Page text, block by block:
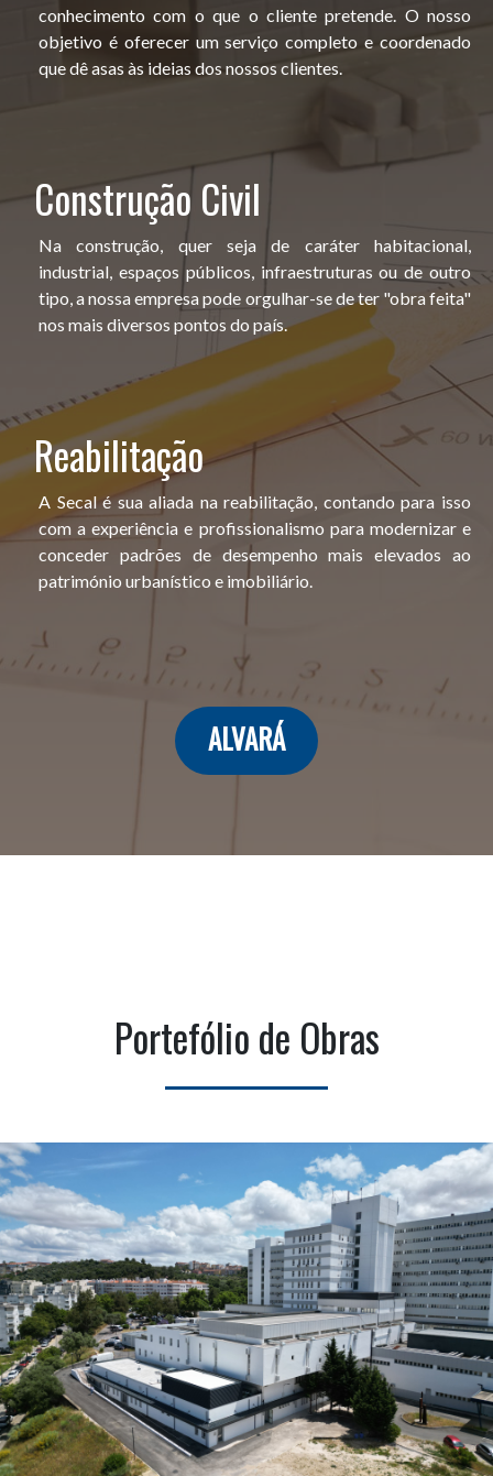
conhecimento com o que o cliente pretende. O nosso
objetivo é oferecer um serviço completo e coordenado
que dê asas às ideias dos nossos clientes.
Construção Civil
Na construção, quer seja de caráter habitacional,
industrial, espaços públicos, infraestruturas ou de outro
tipo, a nossa empresa pode orgulhar-se de ter "obra feita"
nos mais diversos pontos do país.
Reabilitação
A Secal é sua aliada na reabilitação, contando para isso
com a experiência e profissionalismo para modernizar e
conceder padrões de desempenho mais elevados ao
património urbanístico e imobiliário.
ALVARÁ
Portefólio de Obras